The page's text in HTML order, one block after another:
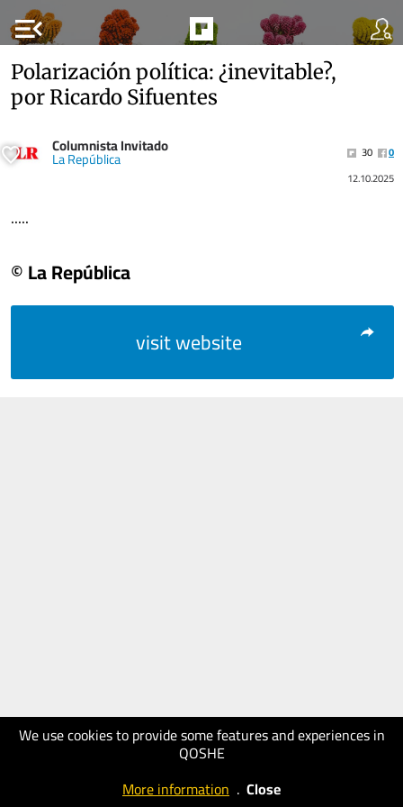
menu_open
We use cookies to provide some features and experiences in
QOSHE
More information . Close
Polarización política: ¿inevitable?,
por Ricardo Sifuentes
Columnista Invitado
La República 30
0
12.10.2025
.....
© La República
visit website